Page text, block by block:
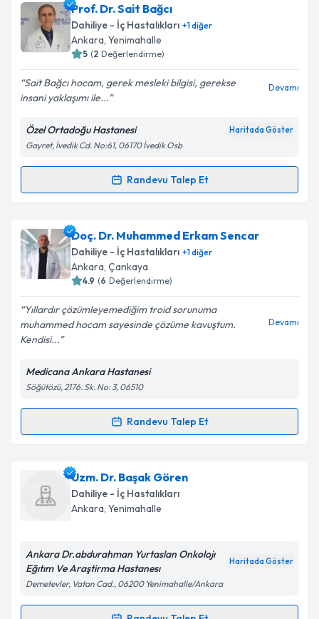
Prof. Dr. Ali Uğur Uraliçin randevu takvimi talebi
oluşturun. Size bu uzmandan randevu almanız için bir
takvim hazırlandığında e-posta ile bilgilendireceğiz.
Kişisel verilerimin işlenmesine ilişkin
Aydınlatma
Metni'ni okudum ve kişisel verilerimin belirtilen
kapsamda işlenmesini kabul ediyorum.
Prof. Dr. Sait Bağcı
Dahiliye - İç Hastalıkları +1diğer
Ankara, Yenimahalle
5 (2 Değerlendirme)
Sait Bağcı hocam, gerek mesleki bilgisi, gerekse
insani yaklaşımı ile...
Devamı
Özel Ortadoğu Hastanesi Haritada Göster
Gayret, İvedik Cd. No:61, 06170 İvedik Osb
Randevu Talep Et
Randevu Takvimi Talebi
Prof. Dr. Sait Bağcıiçin randevu takvimi talebi
oluşturun. Size bu uzmandan randevu almanız için bir
takvim hazırlandığında e-posta ile bilgilendireceğiz.
Metni'ni okudum ve kişisel verilerimin belirtilen
kapsamda işlenmesini kabul ediyorum.
Takvim Talebini Gönder
Doç. Dr. Muhammed Erkam Sencar
Dahiliye - İç Hastalıkları +1diğer
Ankara, Çankaya
4.9 (6 Değerlendirme)
Yıllardır çözümleyemediğim troid sorunuma
muhammed hocam sayesinde çözüme kavuştum.
Kendisi...
Devamı
Medicana Ankara Hastanesi
Söğütözü, 2176. Sk. No: 3, 06510
Randevu Talep Et
Randevu Takvimi Talebi
Doç. Dr. Muhammed Erkam Sencar
takvimi talebi oluşturun. Size bu uzmandan randevu
almanız için bir takvim hazırlandığında e-posta ile
Uzm. Dr. Başak Gören
Dahiliye - İç Hastalıkları
Ankara, Yenimahalle
Ankara Dr.abdurahman Yurtaslan Onkolojı
Eğıtım Ve Araştirma Hastanesı
Haritada Göster
Demetevler, Vatan Cad., 06200 Yenimahalle/Ankara